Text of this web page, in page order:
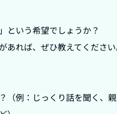
という希望でしょうか？
れば、ぜひ教えてください
（例：じっくり話を聞く、